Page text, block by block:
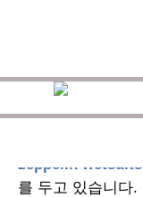
zeppelin wetsuits
를 두고 있습니다.